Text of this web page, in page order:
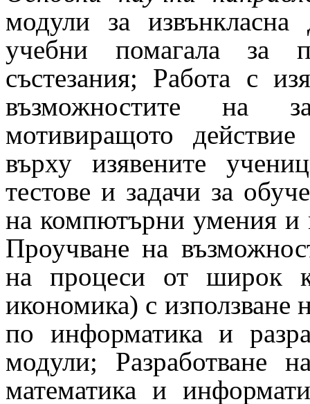
модули за
учебни помагала за
състезания; Работа с
възможностите на
мотивиращото действие
върху изявените
тестове и задачи за
на компютърни умения и
Проучване на
на процеси от широк
икономика) с използване
по информатика и
модули; Разработване
математика и